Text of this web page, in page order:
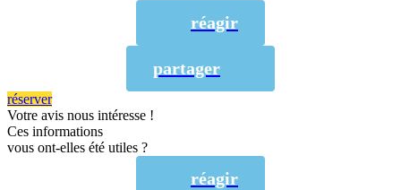
réagir
partager
réserver
Votre avis nous intéresse !
Ces informations
vous ont-elles été utiles ?
réagir